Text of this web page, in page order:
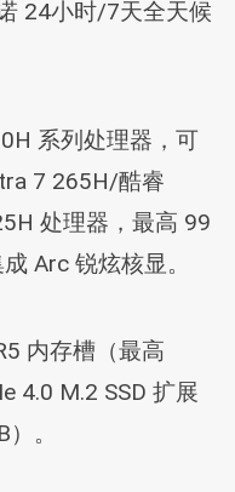
24小时/7天全天候
系列处理器，可
7 265H/酷睿
处理器，最高 99
Arc 锐炫核显。
内存槽（最高
4.0 M.2 SSD 扩展
。